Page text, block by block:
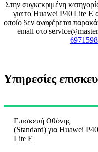
Στην συγκεκριμένη
για το Huawei P40 Lite E
οποίο δεν αναφέρεται
email στο
Υπηρεσίες
Επισκευή Οθόνης
(Standard) για Huawei P40
Lite E